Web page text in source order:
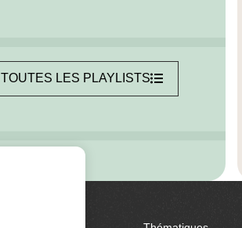
TOUTES LES PLAYLISTS